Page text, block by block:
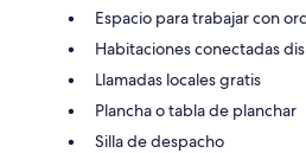
Espacio para trabajar con
Habitaciones conectadas
Llamadas locales gratis
Plancha o tabla de planchar
Silla de despacho